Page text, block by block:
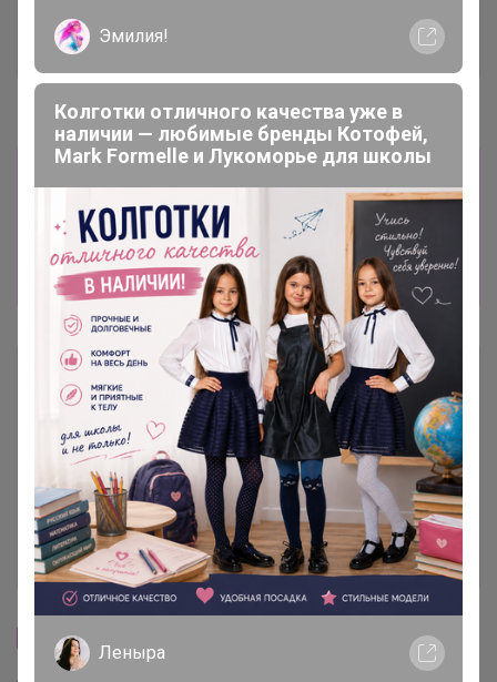
Отзывы участников 1.7K
Новости
Прямая оплата! Отписка по прямой оплате
встает до 30 минут! ТЕПЕРЬ МОЖНО
ПЛАТИТЬ ПО КУАР-КОДУ (СБП) ОЧЕНЬ
УДОБНО, БЕЗ ЛИШНИХ ЦИФР И ДАННЫХ
КАРТ! ОТПИСКА ВСТАЕТ СРАЗУ.
Описание
Условия участия
Ключевые даты
История проведённых выкупов
Cтраничка организатора
Эмилия!
Колготки отличного качества уже в
наличии — любимые бренды Котофей,
Mark Formelle и Лукоморье для школы
Леныра